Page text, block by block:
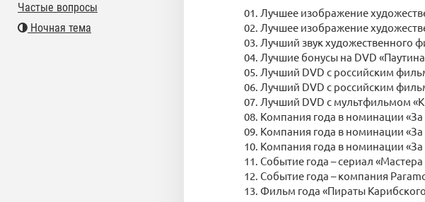
01. Лучшее изображение
02. Лучшее изображение
03. Лучший звук художественного
04. Лучшие бонусы на DVD
05. Лучший DVD с российским
06. Лучший DVD с российским
07. Лучший DVD с мультфильмом
08. Компания года в номинации «За
09. Компания года в номинации
10. Компания года в номинации
11. Событие года – сериал
12. Событие года – компания
13. Фильм года «Пираты
Частые вопросы
Ночная тема